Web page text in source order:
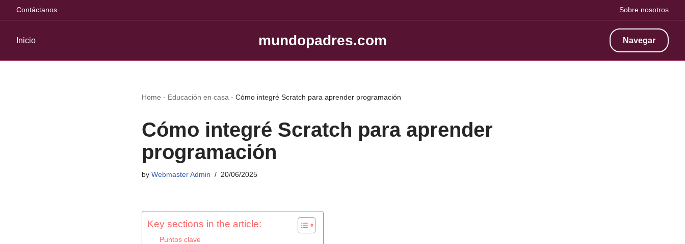
Contáctanos Sobre nosotros
Inicio mundopadres.com Navegar
Home - Educación en casa - Cómo integré Scratch para aprender programación
Cómo integré Scratch para aprender
programación
by Webmaster Admin 20/06/2025
Key sections in the article:
Puntos clave